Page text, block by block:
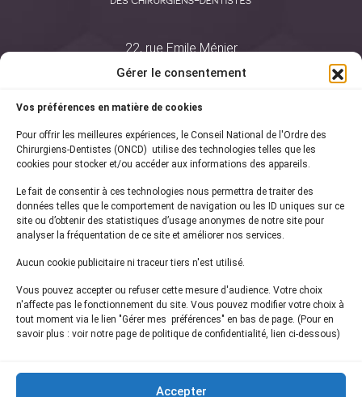
Gérer le consentement
Vos préférences en matière de cookies
Pour offrir les meilleures expériences, le Conseil National de l'Ordre des
Chirurgiens-Dentistes (ONCD) utilise des technologies telles que les
cookies pour stocker et/ou accéder aux informations des appareils.
Le fait de consentir à ces technologies nous permettra de traiter des
données telles que le comportement de navigation ou les ID uniques sur ce
site ou d’obtenir des statistiques d’usage anonymes de notre site pour
analyser la fréquentation de ce site et améliorer nos services.
Aucun cookie publicitaire ni traceur tiers n'est utilisé.
Vous pouvez accepter ou refuser cette mesure d'audience. Votre choix
n'affecte pas le fonctionnement du site. Vous pouvez modifier votre choix à
tout moment via le lien "Gérer mes préférences" en bas de page. (Pour en
savoir plus : voir notre page de politique de confidentialité, lien ci-dessous)
Accepter
22, rue Emile Ménier
75761 Paris Cedex 16
01 44 34 78 80
courrier@oncd.org
Actualités
Presse
Informations légales
Plan du site
Inscrivez-vous à notrenewsletter